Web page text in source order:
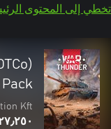
تخطي إلى المحتوى
Pack
Kft
٢٧٫٢٥٠